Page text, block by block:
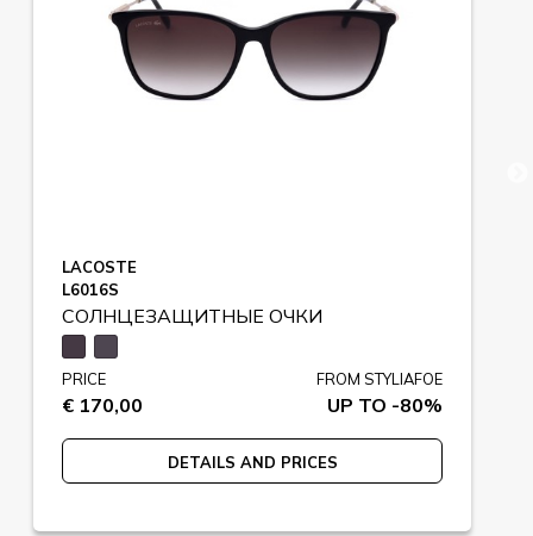
LACOSTE
L6016S
СОЛНЦЕЗАЩИТНЫЕ ОЧКИ
PRICE
€ 170,00
FROM STYLIAFOE
UP TO -80%
DETAILS AND PRICES